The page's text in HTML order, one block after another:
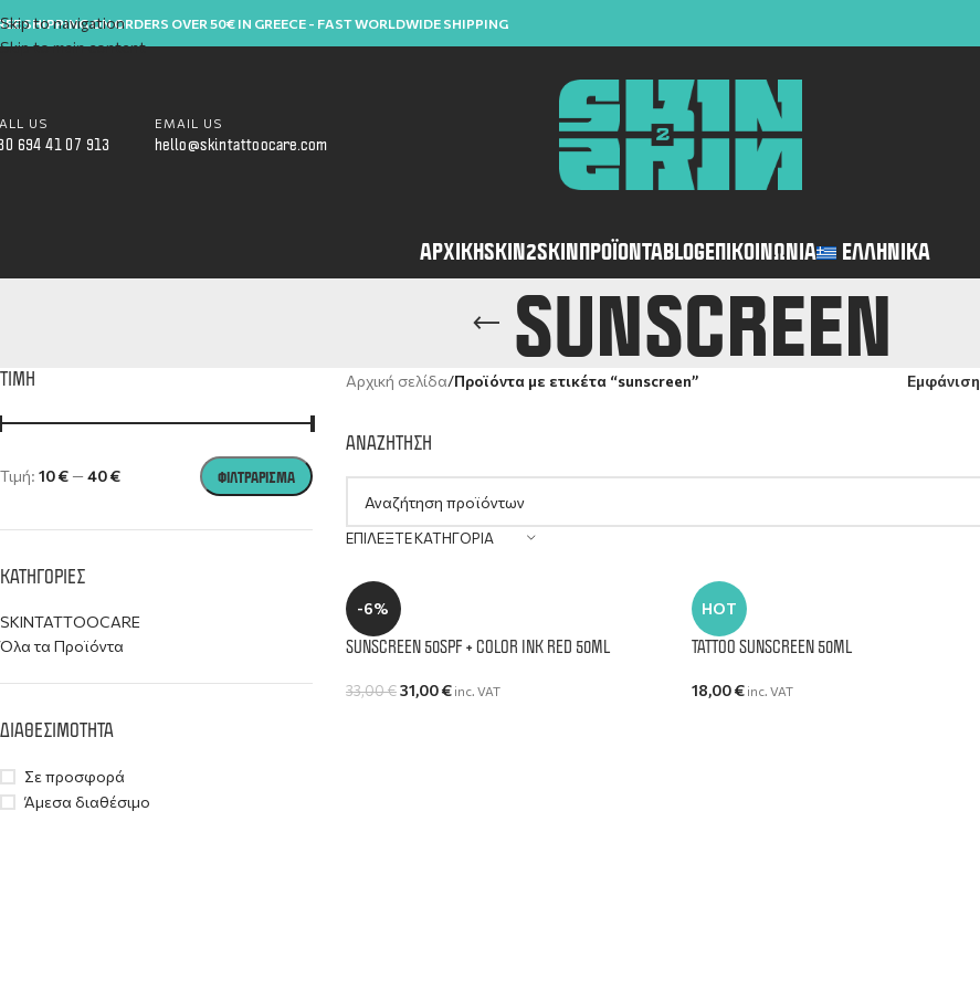
Skip to navigation
Skip to main content
SHIPPING ON ORDERS OVER 50€ IN GREECE - FAST WORLDWIDE SHIPPING
US
694 41 07 913
EMAIL US
hello@skintattoocare.com
ΑΡΧΙΚΉSKIN2SKINΠΡΟΪΌΝΤΑBLOGΕΠΙΚΟΙΝΩΝΊΑ ΕΛΛΗΝΙΚΆ
SUNSCREEN
ΤΙΜΗ
ΦΙΛΤΡΆΡΙΣΜΑ
Τιμή: 10 € —40 €
ΚΑΤΗΓΟΡΙΕΣ
SKINTATTOOCARE
Όλα τα Προϊόντα
ΔΙΑΘΕΣΙΜΟΤΗΤΑ
Σε προσφορά
Άμεσα διαθέσιμο
Αρχική σελίδα/Προϊόντα με ετικέτα “sunscreen” Εμφάνιση
ΑΝΑΖΗΤΗΣΗ
ΕΠΙΛΈΞΤΕ ΚΑΤΗΓΟΡΊΑ
-6%
SUNSCREEN 50SPF + COLOR INK RED 50ML
33,00€31,00€inc. VAT
HOT
TATTOO SUNSCREEN 50ML
18,00€inc. VAT